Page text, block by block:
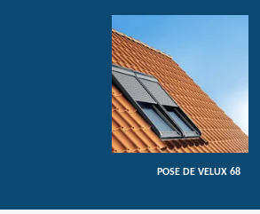
POSE DE VELUX 68